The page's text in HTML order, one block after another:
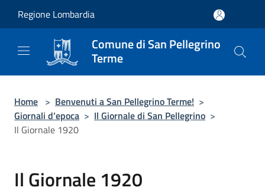
Regione Lombardia
Comune di San Pellegrino
Terme
Home > Benvenuti a San Pellegrino Terme! >
Giornali d’epoca > Il Giornale di San Pellegrino >
Il Giornale 1920
Il Giornale 1920